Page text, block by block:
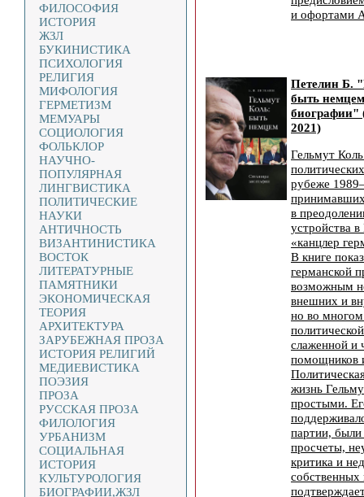
ФИЛОСОФИЯ
ИСТОРИЯ
ЖЗЛ
БУКИНИСТИКА
ПСИХОЛОГИЯ
РЕЛИГИЯ
МИФОЛОГИЯ
ГЕРМЕТИЗМ
МЕМУАРЫ
СОЦИОЛОГИЯ
ФОЛЬКЛОР
НАУЧНО-
ПОПУЛЯРНАЯ
ЛИНГВИСТИКА
ПОЛИТИЧЕСКИЕ
НАУКИ
АНТИЧНОСТЬ
ВИЗАНТИНИСТИКА
ВОСТОК
ЛИТЕРАТУРНЫЕ
ПАМЯТНИКИ
ЭКОНОМИЧЕСКАЯ
ТЕОРИЯ
АРХИТЕКТУРА
ЗАРУБЕЖНАЯ ПРОЗА
ИСТОРИЯ РЕЛИГИЙ
МЕДИЕВИСТИКА
ПОЭЗИЯ
ПРОЗА
РУССКАЯ ПРОЗА
ФИЛОЛОГИЯ
УРБАНИЗМ
СОЦИАЛЬНАЯ
ИСТОРИЯ
КУЛЬТУРОЛОГИЯ
БИОГРАФИИ,ЖЗЛ
и офортами
Петелин Б.
быть
биографии"
2021)
Гельмут
рубеже
в
устройства
«канцлер
В книге
германской
возможным
внешних и
но во многом
слаженной и
помощников
жизнь
простыми.
партии,
просчеты,
критика и